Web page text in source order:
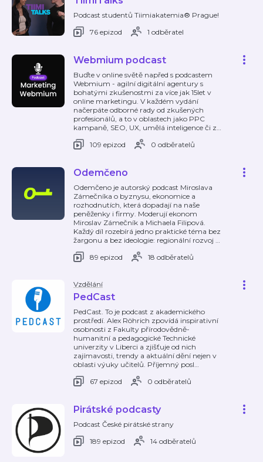
Podcast studentů Tiimiakatemia® Prague!
76 epizod
1 odběratel
Webmium podcast
Buďte v online světě napřed s podcastem
Webmium - agilní digitální agentury s
bohatými zkušenostmi za více jak 15let v
online marketingu. V každém vydání
načerpáte odborné rady od zkušených
profesionálů, a to v oblastech jako PPC
kampaně, SEO, UX, umělá inteligence či z…
109 epizod
0 odběratelů
Odemčeno
Odemčeno je autorský podcast Miroslava
Zámečníka o byznysu, ekonomice a
rozhodnutích, která dopadají na naše
peněženky i firmy. Moderují ekonom
Miroslav Zámečník a Michaela Filipová.
Každý díl rozebírá jedno praktické téma bez
žargonu a bez ideologie: regionální rozvoj …
89 epizod
18 odběratelů
Vzdělání
PedCast
PedCast. To je podcast z akademického
prostředí. Alex Röhrich zpovídá inspirativní
osobnosti z Fakulty přírodovědně-
humanitní a pedagogické Technické
univerzity v Liberci a zjišťuje od nich
zajímavosti, trendy a aktuální dění nejen v
oblasti výuky učitelů. Příjemný posl…
67 epizod
0 odběratelů
Pirátské podcasty
Podcast České pirátské strany
189 epizod
14 odběratelů